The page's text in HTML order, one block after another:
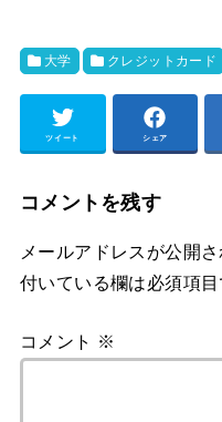
大学 クレジットカード
ツイート シェア
コメントを残す
メールアドレスが公開
付いている欄は必須項目
コメント ※